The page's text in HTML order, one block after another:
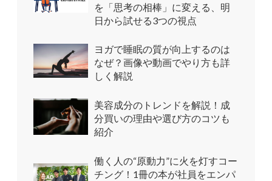
を「思考の相棒」に変える、明
日から試せる3つの視点
ヨガで睡眠の質が向上するのは
なぜ？画像や動画でやり方も詳
しく解説
美容成分のトレンドを解説！成
分買いの理由や選び方のコツも
紹介
働く人の“原動力”に火を灯すコー
チング！1冊の本が社員をエンパ